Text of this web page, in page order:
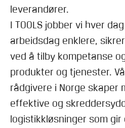
leverandører.
I TOOLS jobber vi hver
arbeidsdag enklere,
ved å tilby kompetanse
produkter og tjenester.
rådgivere i Norge skaper
effektive og
logistikkløsninger som